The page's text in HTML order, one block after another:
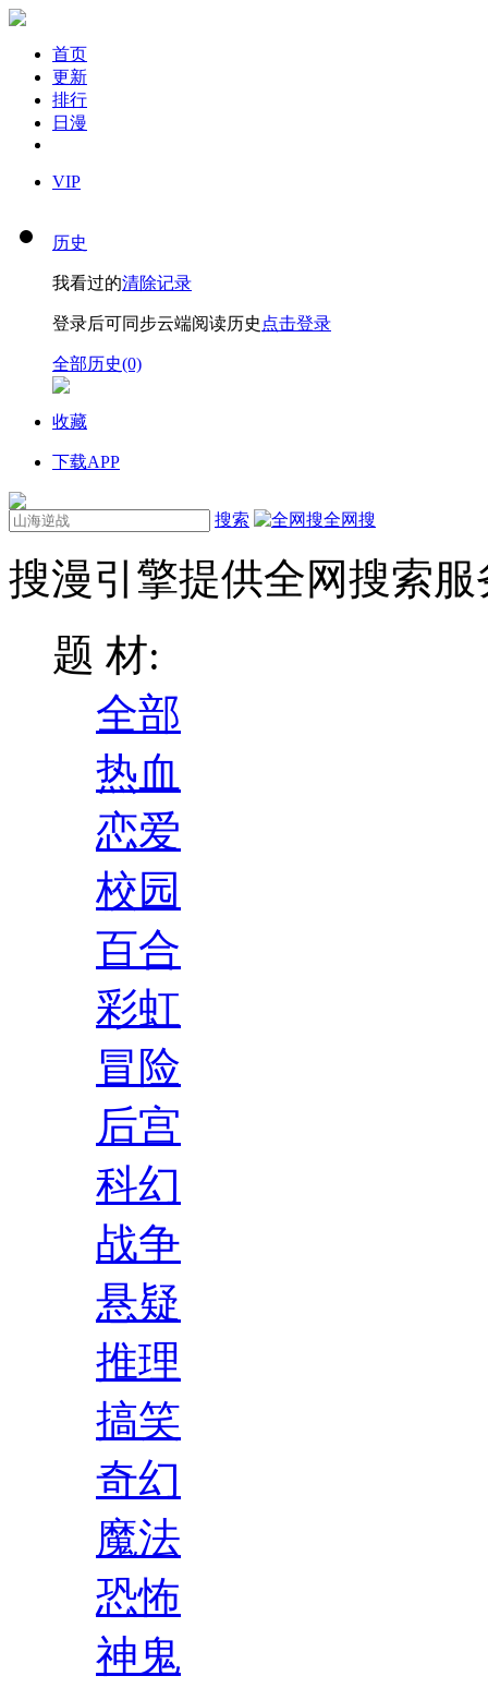
首页
更新
排行
日漫
VIP
历史
我看过的清除记录
登录后可同步云端阅读历史 点击登录
全部历史(0)
收藏
下载APP
搜索 全网搜
搜漫引擎提供全网搜索服
题 材:
全部
热血
恋爱
校园
百合
彩虹
冒险
后宫
科幻
战争
悬疑
推理
搞笑
奇幻
魔法
恐怖
神鬼